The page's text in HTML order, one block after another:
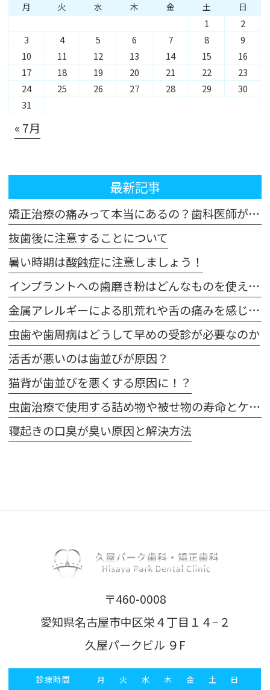
月 火 水 木 金 土 日
1
2
3
4 5 6 7 8
9
10
11 12 13 14 15
16
17
18 19 20 21 22
23
24
25 26 27 28 29
30
31
« 7月
最新記事
矯正治療の痛みって本当にあるの？歯科医師が解説！体験談も交えてご紹介します
抜歯後に注意することについて
暑い時期は酸蝕症に注意しましょう！
インプラントへの歯磨き粉はどんなものを使えばいいの？
金属アレルギーによる肌荒れや舌の痛みを感じた場合は注意が必要です
虫歯や歯周病はどうして早めの受診が必要なのか
活舌が悪いのは歯並びが原因？
猫背が歯並びを悪くする原因に！？
虫歯治療で使用する詰め物や被せ物の寿命とケア方法
寝起きの口臭が臭い原因と解決方法
〒460-0008
愛知県名古屋市中区栄４丁目１４−２
久屋パークビル ９F
診療時間 月 火 水 木 金 土
日